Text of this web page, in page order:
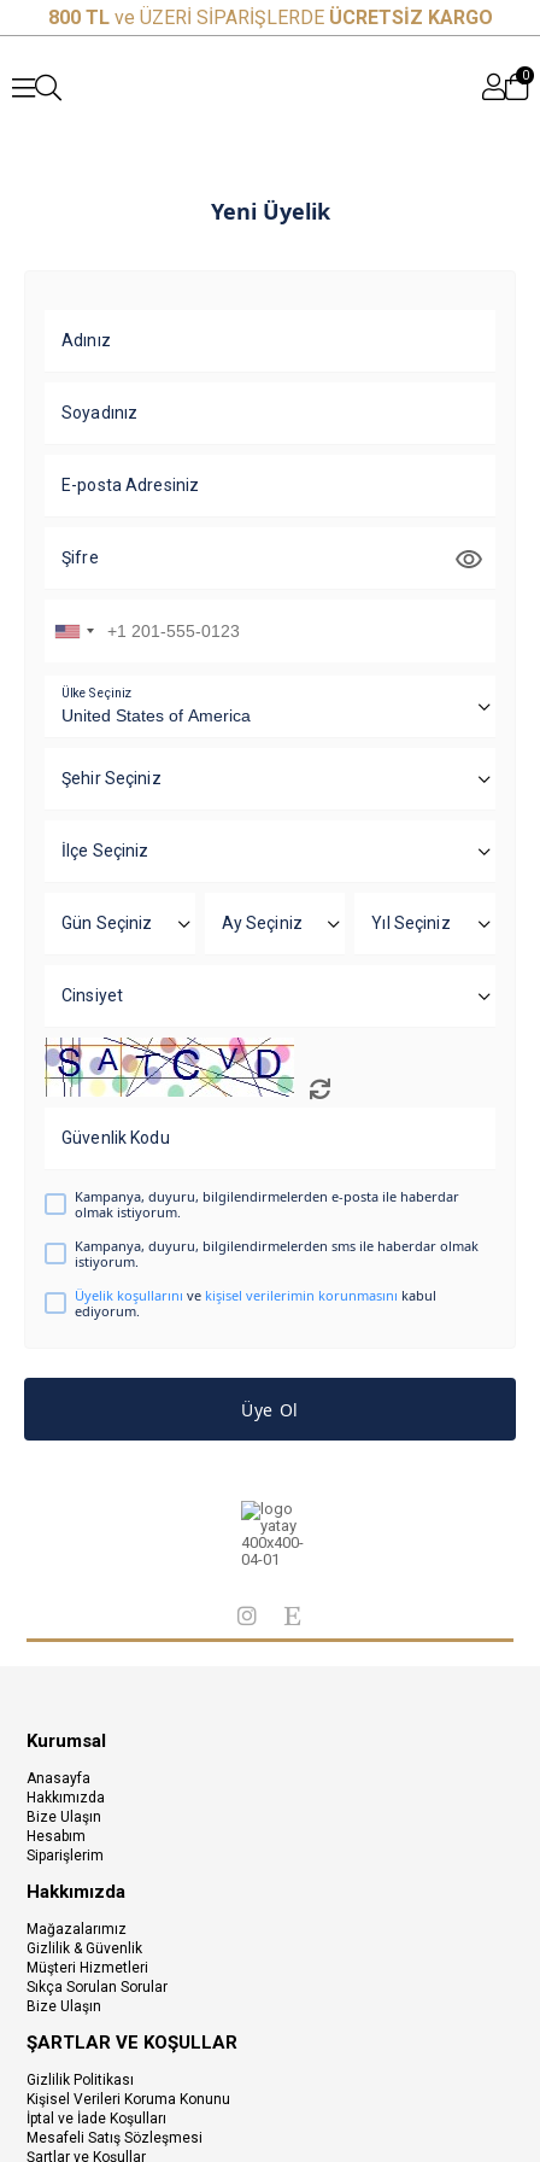
800 TLve ÜZERİ SİPARİŞLERDE ÜCRETSİZ KARGO
0
Yeni Üyelik
Adınız
Soyadınız
E-posta Adresiniz
Şifre
Ülke Seçiniz
Şehir Seçiniz
İlçe Seçiniz
Gün Seçiniz Ay Seçiniz Yıl Seçiniz
Cinsiyet
Güvenlik Kodu
Kampanya, duyuru, bilgilendirmelerden e-posta ile haberdar
olmak istiyorum.
Kampanya, duyuru, bilgilendirmelerden sms ile haberdar olmak
istiyorum.
Üyelik koşullarını ve kişisel verilerimin korunmasını kabul
ediyorum.
Üye Ol
Kurumsal
Anasayfa
Hakkımızda
Bize Ulaşın
Hesabım
Siparişlerim
Hakkımızda
Mağazalarımız
Gizlilik & Güvenlik
Müşteri Hizmetleri
Sıkça Sorulan Sorular
Bize Ulaşın
ŞARTLAR VE KOŞULLAR
Gizlilik Politikası
Kişisel Verileri Koruma Konunu
İptal ve İade Koşulları
Mesafeli Satış Sözleşmesi
Şartlar ve Koşullar